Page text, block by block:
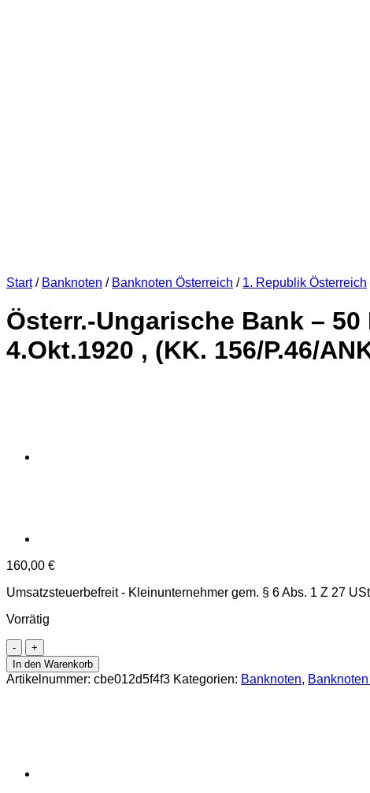
Start / Banknoten / Banknoten Österreich / 1. Republik Österreich
Österr.-Ungarische Bank –
4.Okt.1920 , (KK. 156/P.46/
160,00 €
Umsatzsteuerbefreit - Kleinunternehmer gem. § 6 Abs. 1 Z 27
Vorrätig
Österr.-
Ungarische
Bank
-
Ausgegeben
In den Warenkorb
Artikelnummer: cbe012d5f4f3 Kategorien: Banknoten,